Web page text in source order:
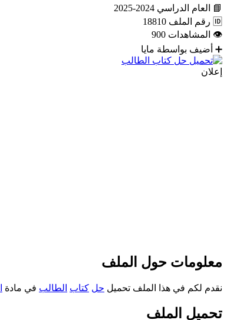
📘 العام الدراسي 2024-2025
🆔 رقم الملف 18810
👁 المشاهدات 900
➕ أضيف بواسطة مايا
إعلان
معلومات حول الملف
نقدم لكم في هذا الملف تحميل حل كتاب الطالب في مادة
تحميل الملف